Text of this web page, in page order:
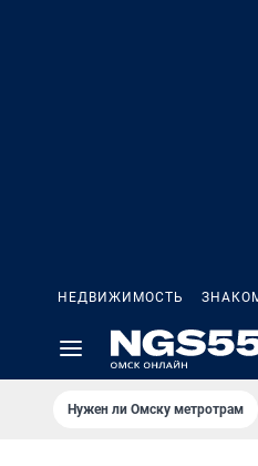
НЕДВИЖИМОСТЬ
Нужен ли Омску метротрам